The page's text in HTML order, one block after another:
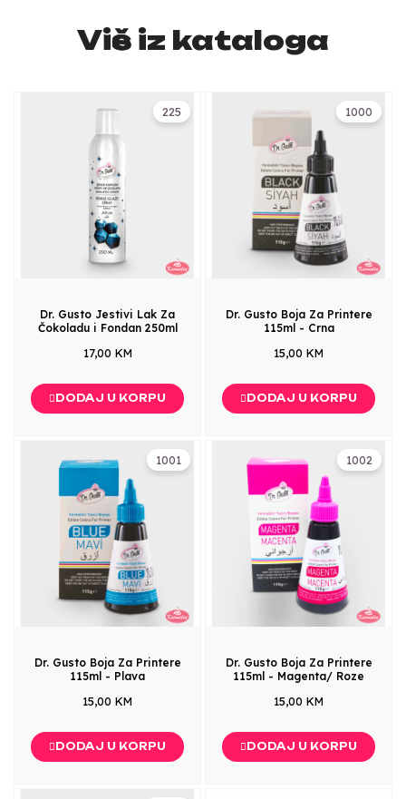
Više iz kataloga
225
Dr. Gusto Jestivi Lak Za
Čokoladu i Fondan 250ml
17,00 KM
DODAJ U KORPU
1000
Dr. Gusto Boja Za Printere
115ml - Crna
15,00 KM
DODAJ U KORPU
1001
Dr. Gusto Boja Za Printere
115ml - Plava
15,00 KM
DODAJ U KORPU
1002
Dr. Gusto Boja Za Printere
115ml - Magenta/ Roze
15,00 KM
DODAJ U KORPU